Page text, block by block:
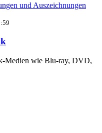
und Auszeichnungen
Medien wie Blu-ray, DVD,